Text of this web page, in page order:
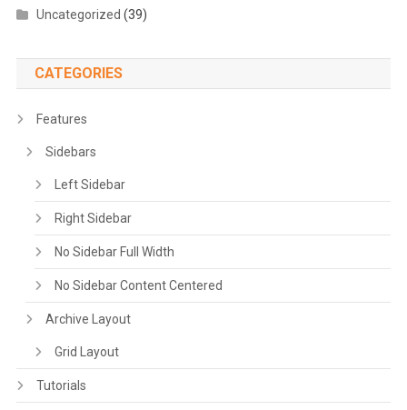
Uncategorized (39)
CATEGORIES
Features
Sidebars
Left Sidebar
Right Sidebar
No Sidebar Full Width
No Sidebar Content Centered
Archive Layout
Grid Layout
Tutorials